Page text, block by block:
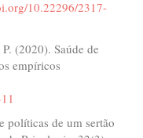
10.22296/2317-
(2020). Saúde de
empíricos
políticas de um sertão